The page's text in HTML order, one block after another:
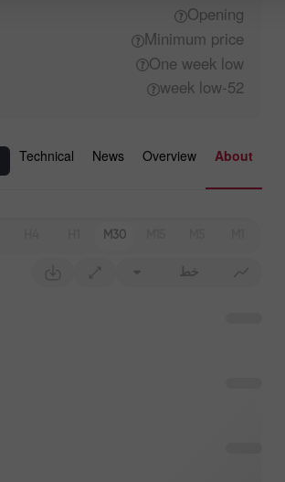
Opening
Minimum price
One week low
52-week
low
About
Overview
News
Technical
M30
خط